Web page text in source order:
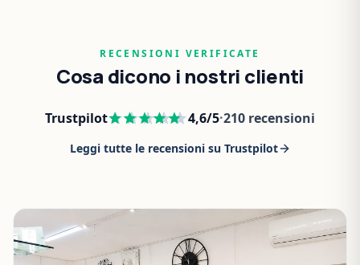
RECENSIONI VERIFICATE
Cosa dicono i nostri clienti
Trustpilot 4,6/5·210 recensioni
Leggi tutte le recensioni su Trustpilot